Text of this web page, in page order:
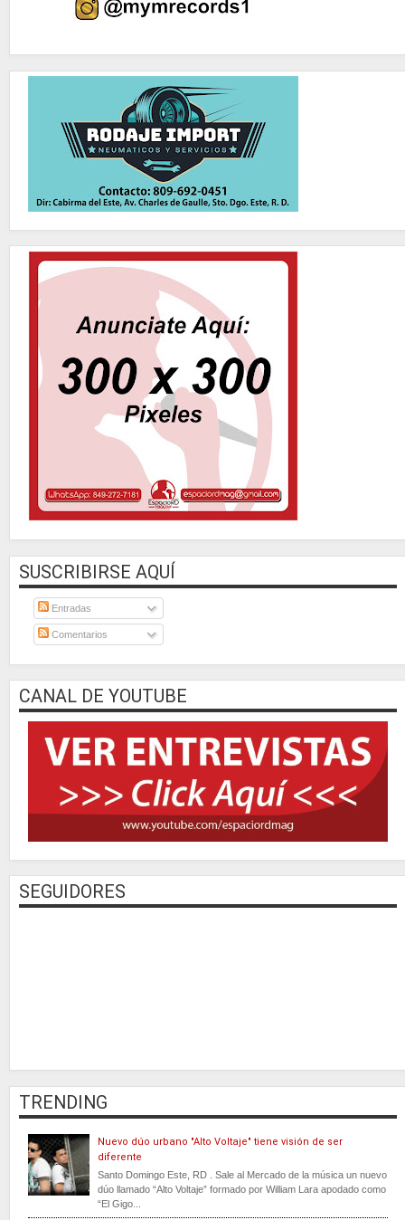
SUSCRIBIRSE AQUÍ
Entradas
Comentarios
CANAL DE YOUTUBE
SEGUIDORES
TRENDING
Nuevo dúo urbano "Alto Voltaje" tiene visión de ser
diferente
Santo Domingo Este, RD . Sale al Mercado de la música un nuevo
dúo llamado “Alto Voltaje” formado por William Lara apodado como
“El Gigo...